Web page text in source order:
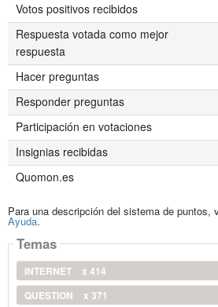
Votos positivos recibidos
Respuesta votada como mejor
respuesta
Hacer preguntas
Responder preguntas
Participación en votaciones
Insignias recibidas
Quomon.es
Para una descripción del sistema de puntos,
Ayuda.
Temas
INTERNET
x 414
QUESTION
x 371